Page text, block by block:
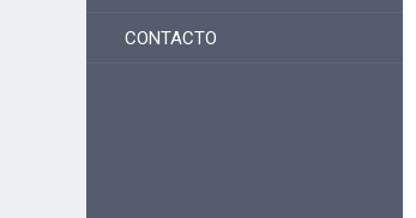
CONTACTO